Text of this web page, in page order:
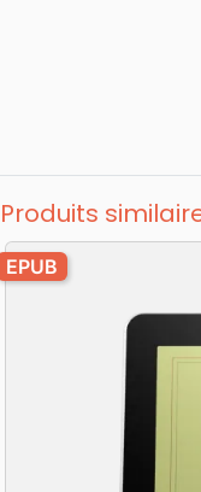
Produits
EPUB